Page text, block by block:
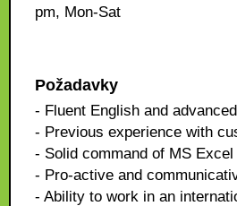
pm, Mon-Sat
Požadavky
- Fluent English and
- Previous experience with
- Solid command of MS Excel
- Pro-active and
- Ability to work in an